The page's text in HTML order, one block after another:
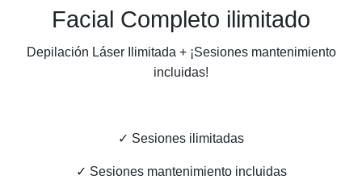
Facial Completo ilimitado
Depilación Láser Ilimitada + ¡Sesiones mantenimiento
incluidas!
✓ Sesiones ilimitadas
✓ Sesiones mantenimiento incluidas